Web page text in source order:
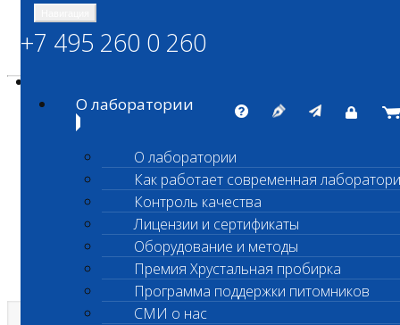
ШАНС БИО
Независимая ветеринарная лаборатория
+7 495 260 0 260
О лаборатории
О лаборатории
Как работает современная
Контроль качества
Лицензии и сертификаты
Оборудование и методы
Премия Хрустальная пробирка
Программа поддержки питомников
СМИ о нас